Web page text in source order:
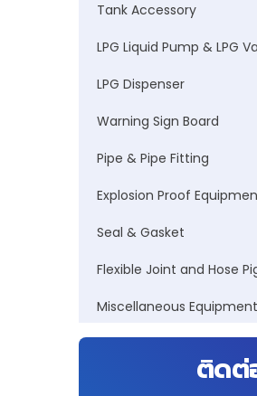
Tank Accessory
LPG Liquid Pump & LPG
LPG Dispenser
Warning Sign Board
Pipe & Pipe Fitting
Explosion Proof
Seal & Gasket
Flexible Joint and Hose
Miscellaneous Equipment
ติดต่